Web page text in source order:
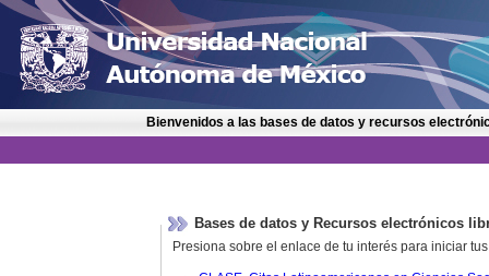
Bienvenidos a las bases de datos y recursos
Bases de datos y Recursos electrónicos
Presiona sobre el enlace de tu interés para iniciar